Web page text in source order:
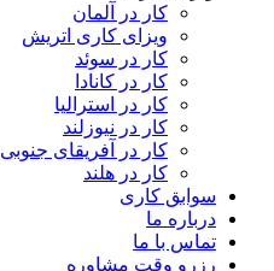
کار در آلمان
ویزای کاری اتریش
کار در سوئد
کار در کانادا
کار در استرالیا
کار در نیوزلند
کار در آفریقای جنوبی
کار در هلند
سوابق کاری
درباره ما
تماس با ما
رزرو وقت مشاوره